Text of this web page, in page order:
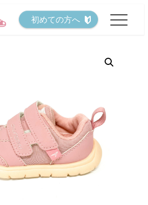
初めての方へ